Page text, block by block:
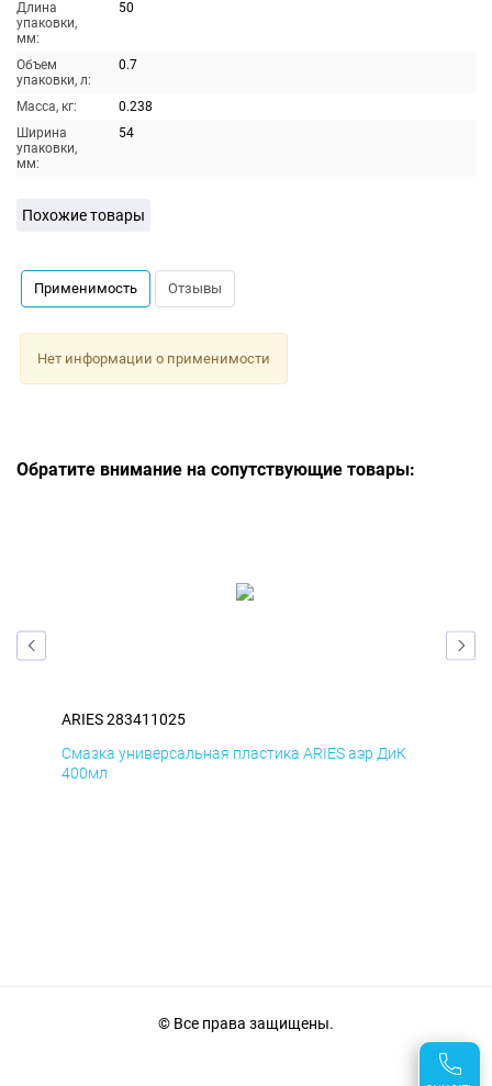
Длина
упаковки,
мм:
50
Объем
упаковки, л:
0.7
Масса, кг:
0.238
Ширина
упаковки,
мм:
54
Похожие товары
Применимость Отзывы
Нет информации о применимости
Обратите внимание на сопутствующие товары:
ARIES 283411025
Смазка универсальная пластика ARIES аэр ДиК
400мл
© Все права защищены.